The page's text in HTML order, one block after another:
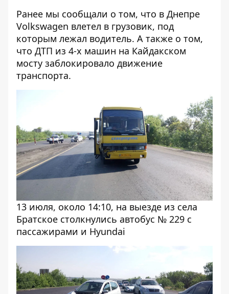
Ранее мы сообщали о том, что в Днепре
Volkswagen влетел в грузовик, под
которым лежал водитель. А также о том,
что ДТП из 4-х машин на Кайдакском
мосту заблокировало движение
транспорта.
13 июля, около 14:10, на выезде из села
Братское столкнулись автобус № 229 с
пассажирами и Hyundai